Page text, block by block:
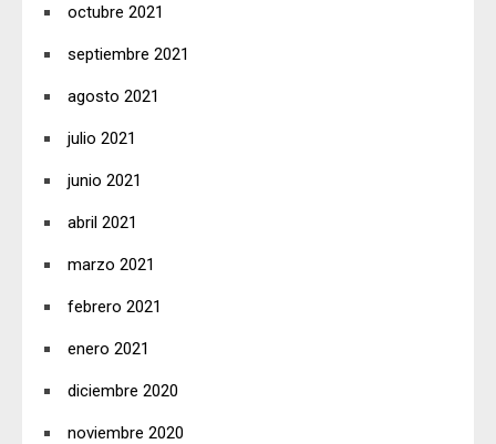
octubre 2021
septiembre 2021
agosto 2021
julio 2021
junio 2021
abril 2021
marzo 2021
febrero 2021
enero 2021
diciembre 2020
noviembre 2020